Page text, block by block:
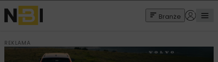
Branże
REKLAMA